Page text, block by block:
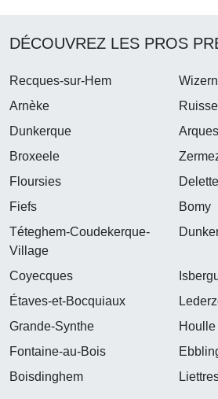
DÉCOUVREZ LES PROS
Recques-sur-Hem
Arnèke
Dunkerque
Arques
Broxeele
Floursies
Fiefs
Bomy
Téteghem-Coudekerque-
Village
Coyecques
Étaves-et-Bocquiaux
Grande-Synthe
Houlle
Fontaine-au-Bois
Boisdinghem